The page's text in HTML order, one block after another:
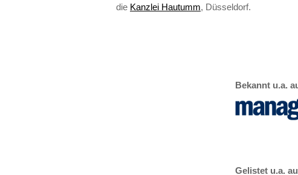
die Kanzlei Hautumm, Düsseldorf.
Bekannt u.a.
Gelistet u.a.